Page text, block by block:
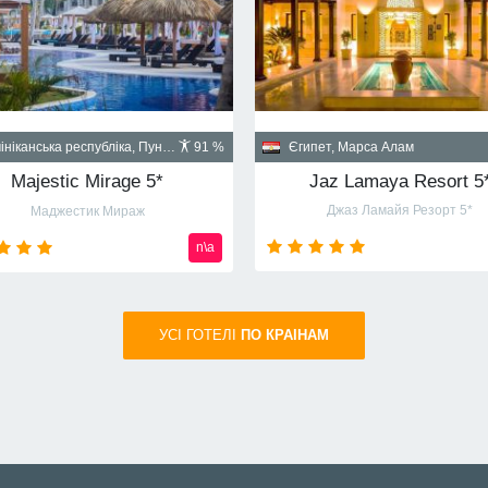
90 %
Шарм-эль-Шейх
Montazah Ras Nasrani Bay
usd
Куба, Гавана
Santa Isabel 5*
УСI ГОТЕЛІ ПО КРАIНАМ